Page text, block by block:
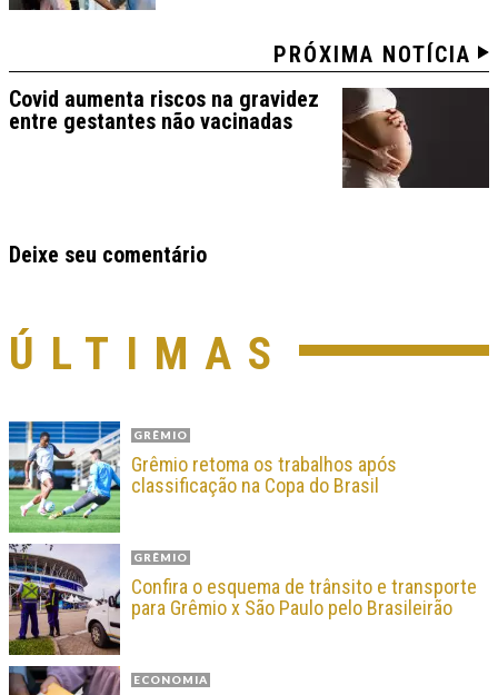
PRÓXIMA NOTÍCIA
Covid aumenta riscos na gravidez
entre gestantes não vacinadas
Deixe seu comentário
ÚLTIMAS
GRÊMIO
Grêmio retoma os trabalhos após
classificação na Copa do Brasil
GRÊMIO
Confira o esquema de trânsito e transporte
para Grêmio x São Paulo pelo Brasileirão
ECONOMIA